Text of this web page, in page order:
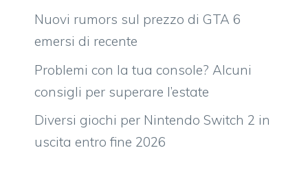
Nuovi rumors sul prezzo di GTA 6
emersi di recente
Problemi con la tua console? Alcuni
consigli per superare l’estate
Diversi giochi per Nintendo Switch 2 in
uscita entro fine 2026